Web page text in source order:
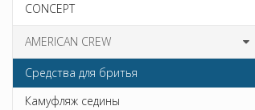
CONCEPT
AMERICAN CREW
Средства для бритья
Камуфляж седины